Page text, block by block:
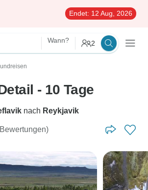
Endet: 12 Aug, 2026
Wann? 2
- 10 Tage
nach Reykjavik